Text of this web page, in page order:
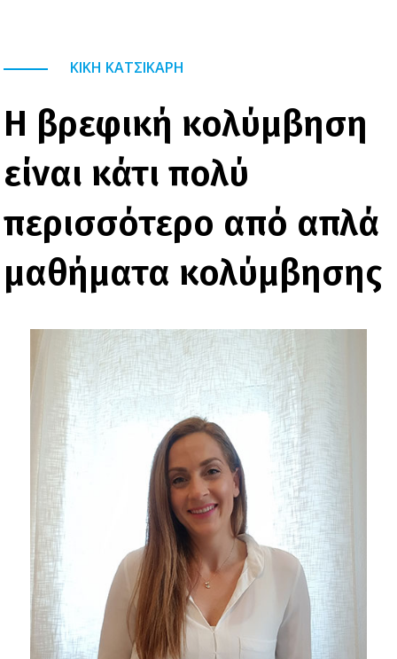
ΚΙΚΗ ΚΑΤΣΙΚΑΡΗ
Η βρεφική κολύμβηση
είναι κάτι πολύ
περισσότερο από απλά
μαθήματα κολύμβησης